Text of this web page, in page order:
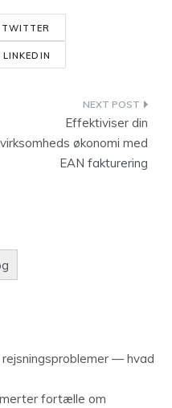
TWITTER
LINKEDIN
Effektiviser din
virksomheds økonomi med
EAN fakturering
— hvad
fortælle om